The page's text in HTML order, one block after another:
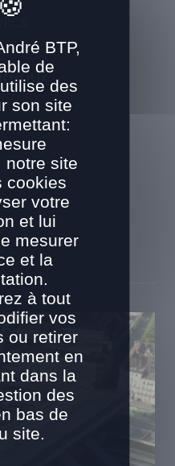
BTP,
de
des
son site
notre site
cookies
votre
et lui
mesurer
et la
à tout
vos
ou retirer
en
dans la
des
bas de
site.